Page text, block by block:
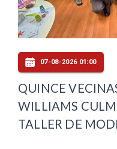
07-08-2026 01:00
QUINCE
WILLIAMS
TALLER DE